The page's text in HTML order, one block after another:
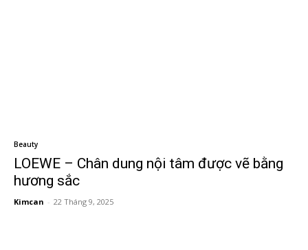
Beauty
LOEWE – Chân dung nội tâm được vẽ bằng
hương sắc
Kimcan - 22 Tháng 9, 2025